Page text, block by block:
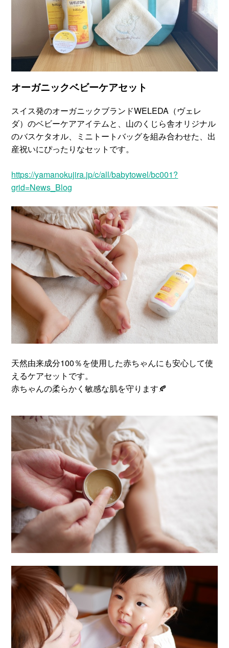
オーガニックベビーケアセット
スイス発のオーガニックブランドWELEDA（ヴェレ
ダ）のベビーケアアイテムと、山のくじら舎オリジナル
のバスケタオル、ミニトートバッグを組み合わせた、出
産祝いにぴったりなセットです。
https://yamanokujira.jp/c/all/babytowel/bc001?
grid=News_Blog
天然由来成分100％を使用した赤ちゃんにも安心して使
えるケアセットです。
赤ちゃんの柔らかく敏感な肌を守ります🍂